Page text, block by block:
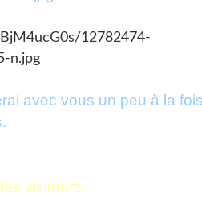
avec vous un peu à la
visiteurs.